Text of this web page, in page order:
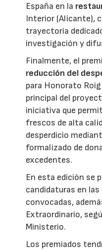
España en la
Interior (Alicante),
trayectoria
investigación y
Finalmente, el
reducción del
para Honorato
principal del
iniciativa que
frescos de alta
desperdicio
formalizado de
excedentes.
En esta edición se
candidaturas en
convocadas,
Extraordinario,
Ministerio.
Los premiados